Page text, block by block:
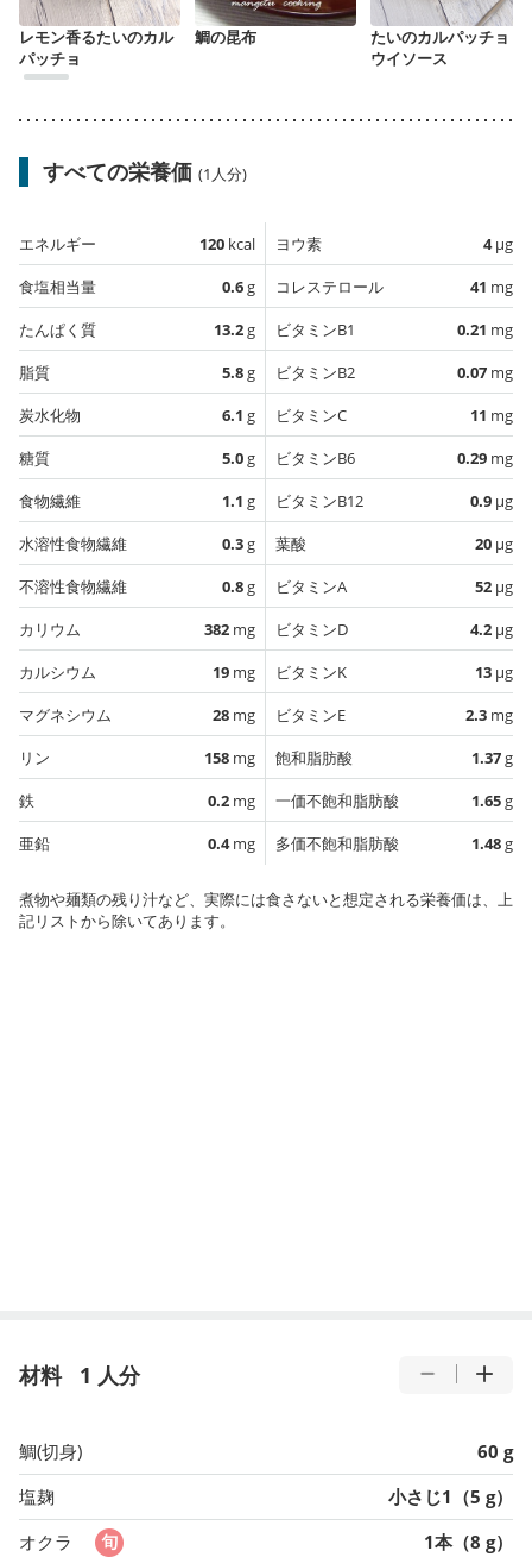
レモン香るたいのカル
パッチョ
鯛の昆布
たいのカルパッチョ キ
ウイソース
すべての栄養価 (1人分)
エネルギー 120 kcal
食塩相当量
0.6g
たんぱく質
13.2g
脂質
5.8g
炭水化物
6.1 g
糖質
5.0g
食物繊維
1.1 g
水溶性食物繊維
0.3g
不溶性食物繊維
0.8g
カリウム
382 mg
カルシウム
19 mg
マグネシウム
28 mg
リン
158 mg
鉄
0.2 mg
亜鉛
0.4mg
ヨウ素 4µg
コレステロール
41 mg
ビタミンB1
0.21 mg
ビタミンB2
0.07 mg
ビタミンC
11 mg
ビタミンB6
0.29 mg
ビタミンB12
0.9 µg
葉酸
20 µg
ビタミンA
52 µg
ビタミンD
4.2 µg
ビタミンK
13 µg
ビタミンE
2.3 mg
飽和脂肪酸
1.37g
一価不飽和脂肪酸
1.65g
多価不飽和脂肪酸
1.48g
煮物や麺類の残り汁など、実際には食さないと想定される栄養価は、上
記リストから除いてあります。
材料 1 人分
鯛(切身)
60 g
塩麹
小さじ1（5 g）
オクラ
1本（8 g）